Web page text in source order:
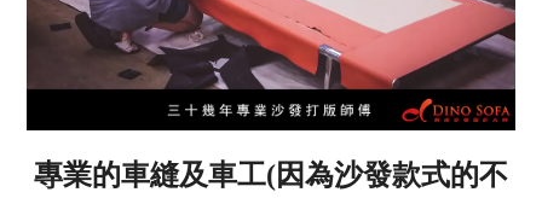
專業的車縫及車工(因為沙發款式的不